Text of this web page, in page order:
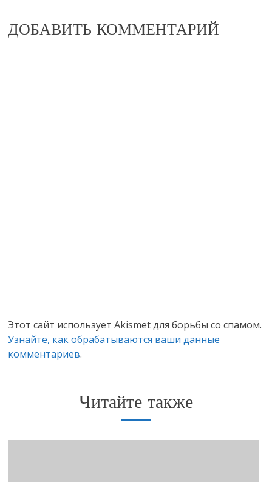
ДОБАВИТЬ КОММЕНТАРИЙ
Этот сайт использует Akismet для борьбы со спамом.
Узнайте, как обрабатываются ваши данные
комментариев.
Читайте также